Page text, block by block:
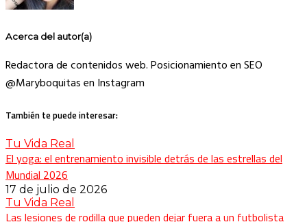
Acerca del autor(a)
Redactora de contenidos web. Posicionamiento en SEO
@Maryboquitas en Instagram
También te puede interesar:
Tu Vida Real
El yoga: el entrenamiento invisible detrás de las estrellas del
Mundial 2026
17 de julio de 2026
Tu Vida Real
Las lesiones de rodilla que pueden dejar fuera a un futbolista